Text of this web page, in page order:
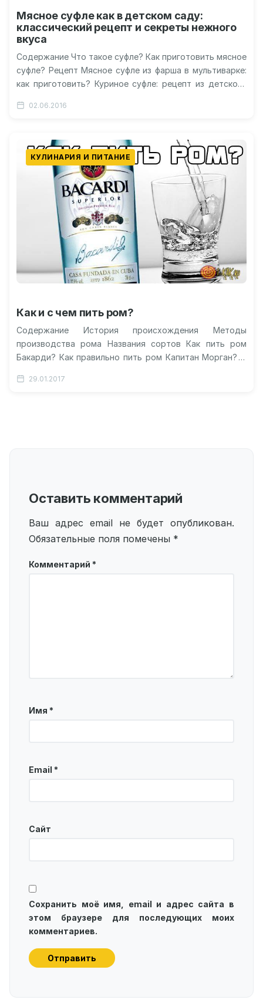
Мясное суфле как в детском саду:
классический рецепт и секреты нежного
вкуса
Содержание Что такое суфле? Как приготовить мясное
суфле? Рецепт Мясное суфле из фарша в мультиварке:
как приготовить? Куриное суфле: рецепт из детского
02.06.2016
КУЛИНАРИЯ И ПИТАНИЕ
Как и с чем пить ром?
Содержание История происхождения Методы
производства рома Названия сортов Как пить ром
Бакарди? Как правильно пить ром Капитан Морган? С
29.01.2017
Оставить комментарий
Ваш адрес email не будет опубликован.
Обязательные поля помечены *
Комментарий *
Имя *
Email *
Сайт
Сохранить моё имя, email и адрес сайта в
этом браузере для последующих моих
комментариев.